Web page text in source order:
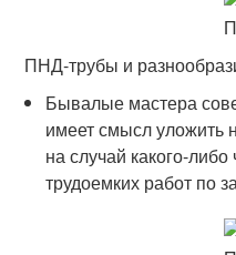
ПНД-трубы и
Бывалые мастера
имеет смысл уложить
на случай какого-
трудоемких работ по